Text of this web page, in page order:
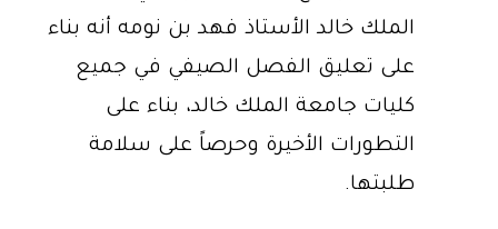
الملك خالد الأستاذ فهد بن نومه أنه بناء
على تعليق الفصل الصيفي في جميع
كليات جامعة الملك خالد، بناء على
التطورات الأخيرة وحرصاً على سلامة
طلبتها.